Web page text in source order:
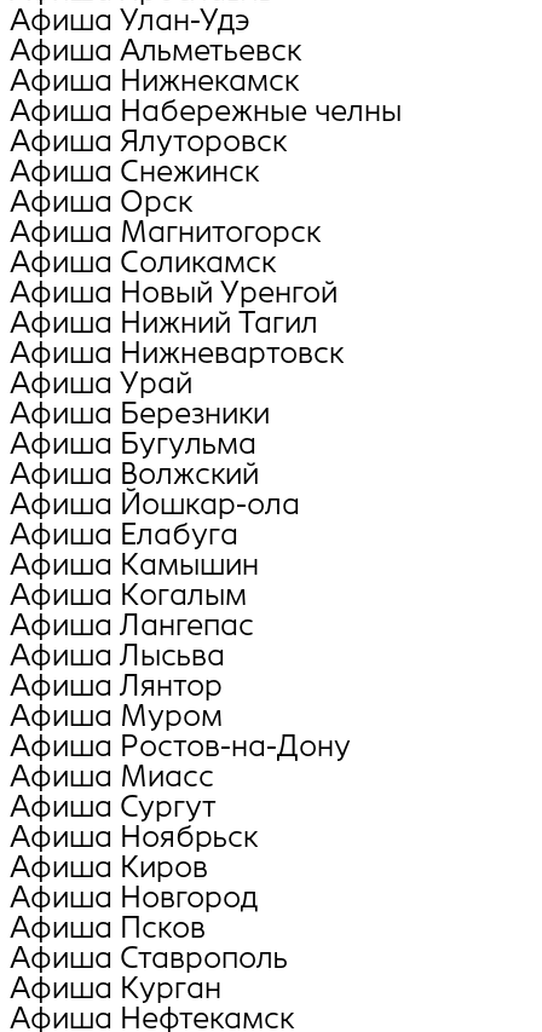
Афиша Улан-Удэ
Афиша Альметьевск
Афиша Нижнекамск
Афиша Набережные челны
Афиша Ялуторовск
Афиша Снежинск
Афиша Орск
Афиша Магнитогорск
Афиша Соликамск
Афиша Новый Уренгой
Афиша Нижний Тагил
Афиша Нижневартовск
Афиша Урай
Афиша Березники
Афиша Бугульма
Афиша Волжский
Афиша Йошкар-ола
Афиша Елабуга
Афиша Камышин
Афиша Когалым
Афиша Лангепас
Афиша Лысьва
Афиша Лянтор
Афиша Муром
Афиша Ростов-на-Дону
Афиша Миасс
Афиша Сургут
Афиша Ноябрьск
Афиша Киров
Афиша Новгород
Афиша Псков
Афиша Ставрополь
Афиша Курган
Афиша Нефтекамск